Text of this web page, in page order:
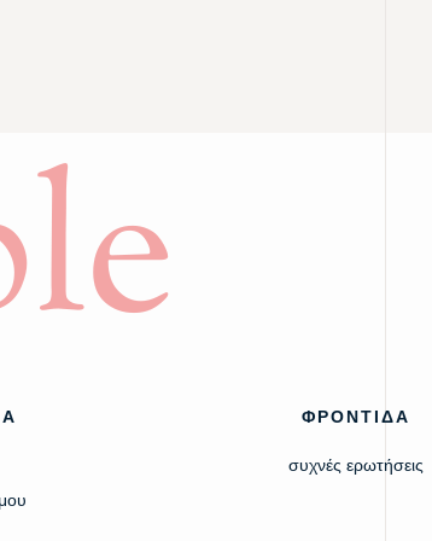
ΦΡΟΝΤΙΔΑ
συχνές ερωτήσεις